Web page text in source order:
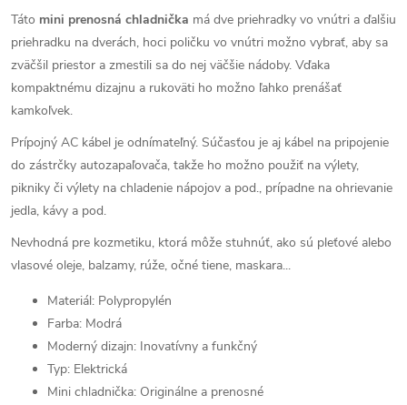
Táto mini prenosná chladnička má dve priehradky vo vnútri a ďalšiu
priehradku na dverách, hoci poličku vo vnútri možno vybrať, aby sa
zväčšil priestor a zmestili sa do nej väčšie nádoby. Vďaka
kompaktnému dizajnu a rukoväti ho možno ľahko prenášať
kamkoľvek.
Prípojný AC kábel je odnímateľný. Súčasťou je aj kábel na pripojenie
do zástrčky autozapaľovača, takže ho možno použiť na výlety,
pikniky či výlety na chladenie nápojov a pod., prípadne na ohrievanie
jedla, kávy a pod.
Nevhodná pre kozmetiku, ktorá môže stuhnúť, ako sú pleťové alebo
vlasové oleje, balzamy, rúže, očné tiene, maskara...
Materiál: Polypropylén
Farba: Modrá
Moderný dizajn: Inovatívny a funkčný
Typ: Elektrická
Mini chladnička: Originálne a prenosné